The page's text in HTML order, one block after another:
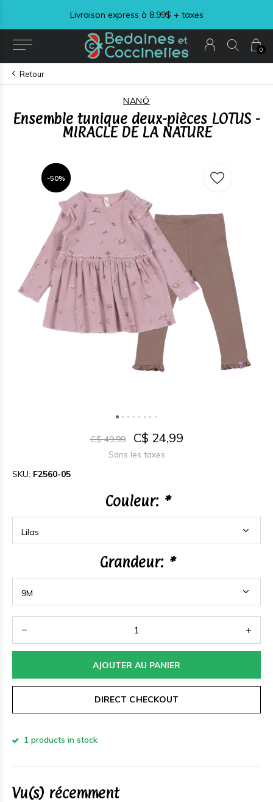
0
Livraison express à 8,99$ + taxes
Retour
NANÖ
Ensemble tunique deux-pièces LOTUS -
MIRACLE DE LA NATURE
-50%
-50%
C$ 49,99 C$ 24,99
Sans les taxes
SKU: F2560-05
Couleur: *
Grandeur: *
AJOUTER AU PANIER
DIRECT CHECKOUT
1 products in stock
Vu(s) récemment